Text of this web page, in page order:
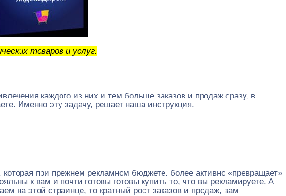
товаров и услуг.
каждого из них и тем больше заказов и продаж сразу, в
Именно эту задачу, решает наша инструкция.
при прежнем рекламном бюджете, более активно «превращает»
к вам и почти готовы готовы купить то, что вы рекламируете. А
на этой страинце, то кратный рост заказов и продаж, вам